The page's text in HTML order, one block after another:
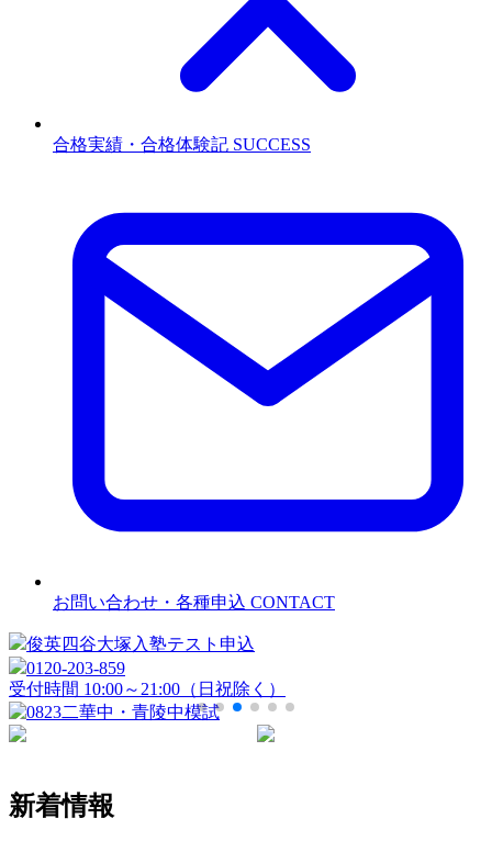
合格実績・合格体験記 SUCCESS
お問い合わせ・各種申込 CONTACT
俊英四谷大塚 入塾テスト申込
0120-203-859
受付時間 10:00～21:00（日祝除く）
新着情報